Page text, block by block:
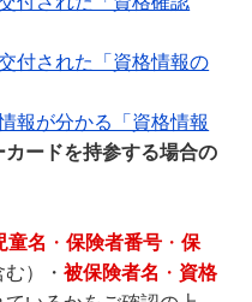
付された「資格情報の
報が分かる「資格情報
カードを持参する場合の
童名 ・保険者番号 ・保
む）・被保険者名 ・ 資格